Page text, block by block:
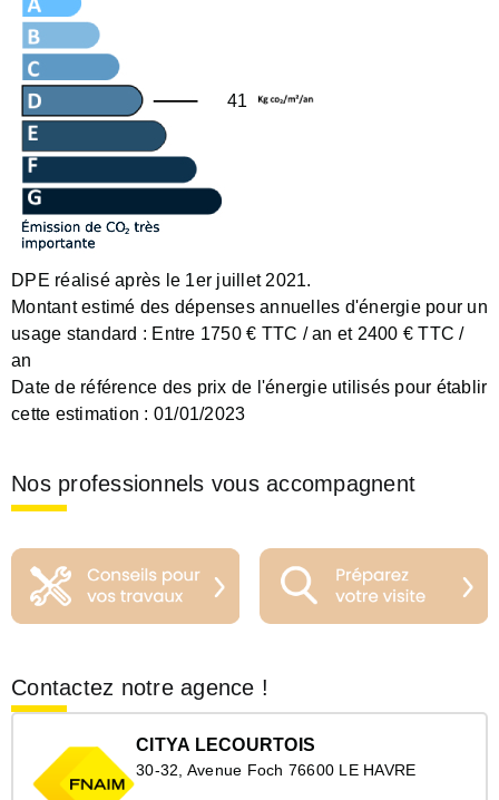
41
DPE réalisé après le 1er juillet 2021.
Montant estimé des dépenses annuelles d'énergie pour un
usage standard : Entre 1750 € TTC / an et 2400 € TTC /
an
Date de référence des prix de l'énergie utilisés pour établir
cette estimation : 01/01/2023
Nos professionnels vous accompagnent
Contactez notre agence !
CITYA LECOURTOIS
30-32, Avenue Foch 76600 LE HAVRE